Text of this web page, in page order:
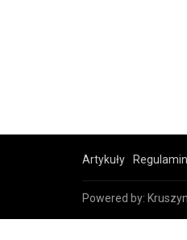
Artykuły Regulamin
Powered by: